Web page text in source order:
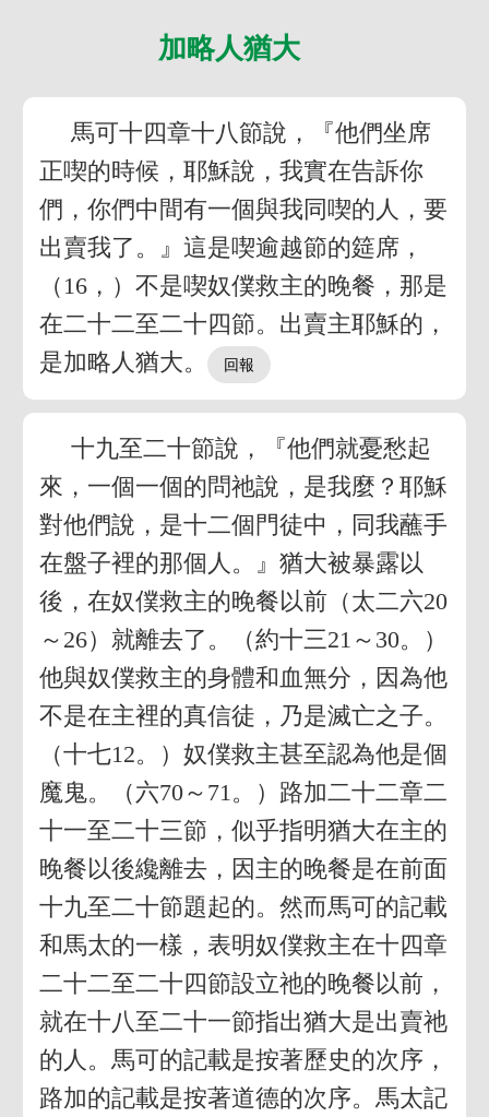
加略人猶大
馬可十四章十八節說，『他們坐席
正喫的時候，耶穌說，我實在告訴你
們，你們中間有一個與我同喫的人，要
出賣我了。』這是喫逾越節的筵席，
（16，）不是喫奴僕救主的晚餐，那是
在二十二至二十四節。出賣主耶穌的，
是加略人猶大。
十九至二十節說，『他們就憂愁起
來，一個一個的問祂說，是我麼？耶穌
對他們說，是十二個門徒中，同我蘸手
在盤子裡的那個人。』猶大被暴露以
後，在奴僕救主的晚餐以前（太二六20
～26）就離去了。（約十三21～30。）
他與奴僕救主的身體和血無分，因為他
不是在主裡的真信徒，乃是滅亡之子。
（十七12。）奴僕救主甚至認為他是個
魔鬼。（六70～71。）路加二十二章二
十一至二十三節，似乎指明猶大在主的
晚餐以後纔離去，因主的晚餐是在前面
十九至二十節題起的。然而馬可的記載
和馬太的一樣，表明奴僕救主在十四章
二十二至二十四節設立祂的晚餐以前，
就在十八至二十一節指出猶大是出賣祂
的人。馬可的記載是按著歷史的次序，
路加的記載是按著道德的次序。馬太記